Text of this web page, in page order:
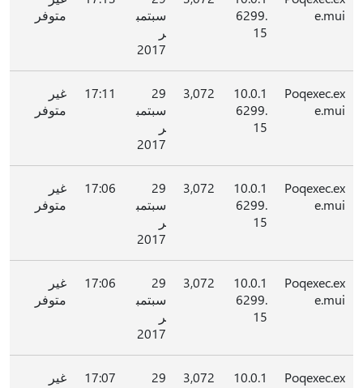
e.mui
6299.
15
سبتمب
ر
2017
متوفر
Poqexec.ex
e.mui
10.0.1
6299.
15
3,072
29
سبتمب
ر
2017
17:11
غير
متوفر
Poqexec.ex
e.mui
10.0.1
6299.
15
3,072
29
سبتمب
ر
2017
17:06
غير
متوفر
Poqexec.ex
e.mui
10.0.1
6299.
15
3,072
29
سبتمب
ر
2017
17:06
غير
متوفر
Poqexec.ex
10.0.1
3,072
29
17:07
غير